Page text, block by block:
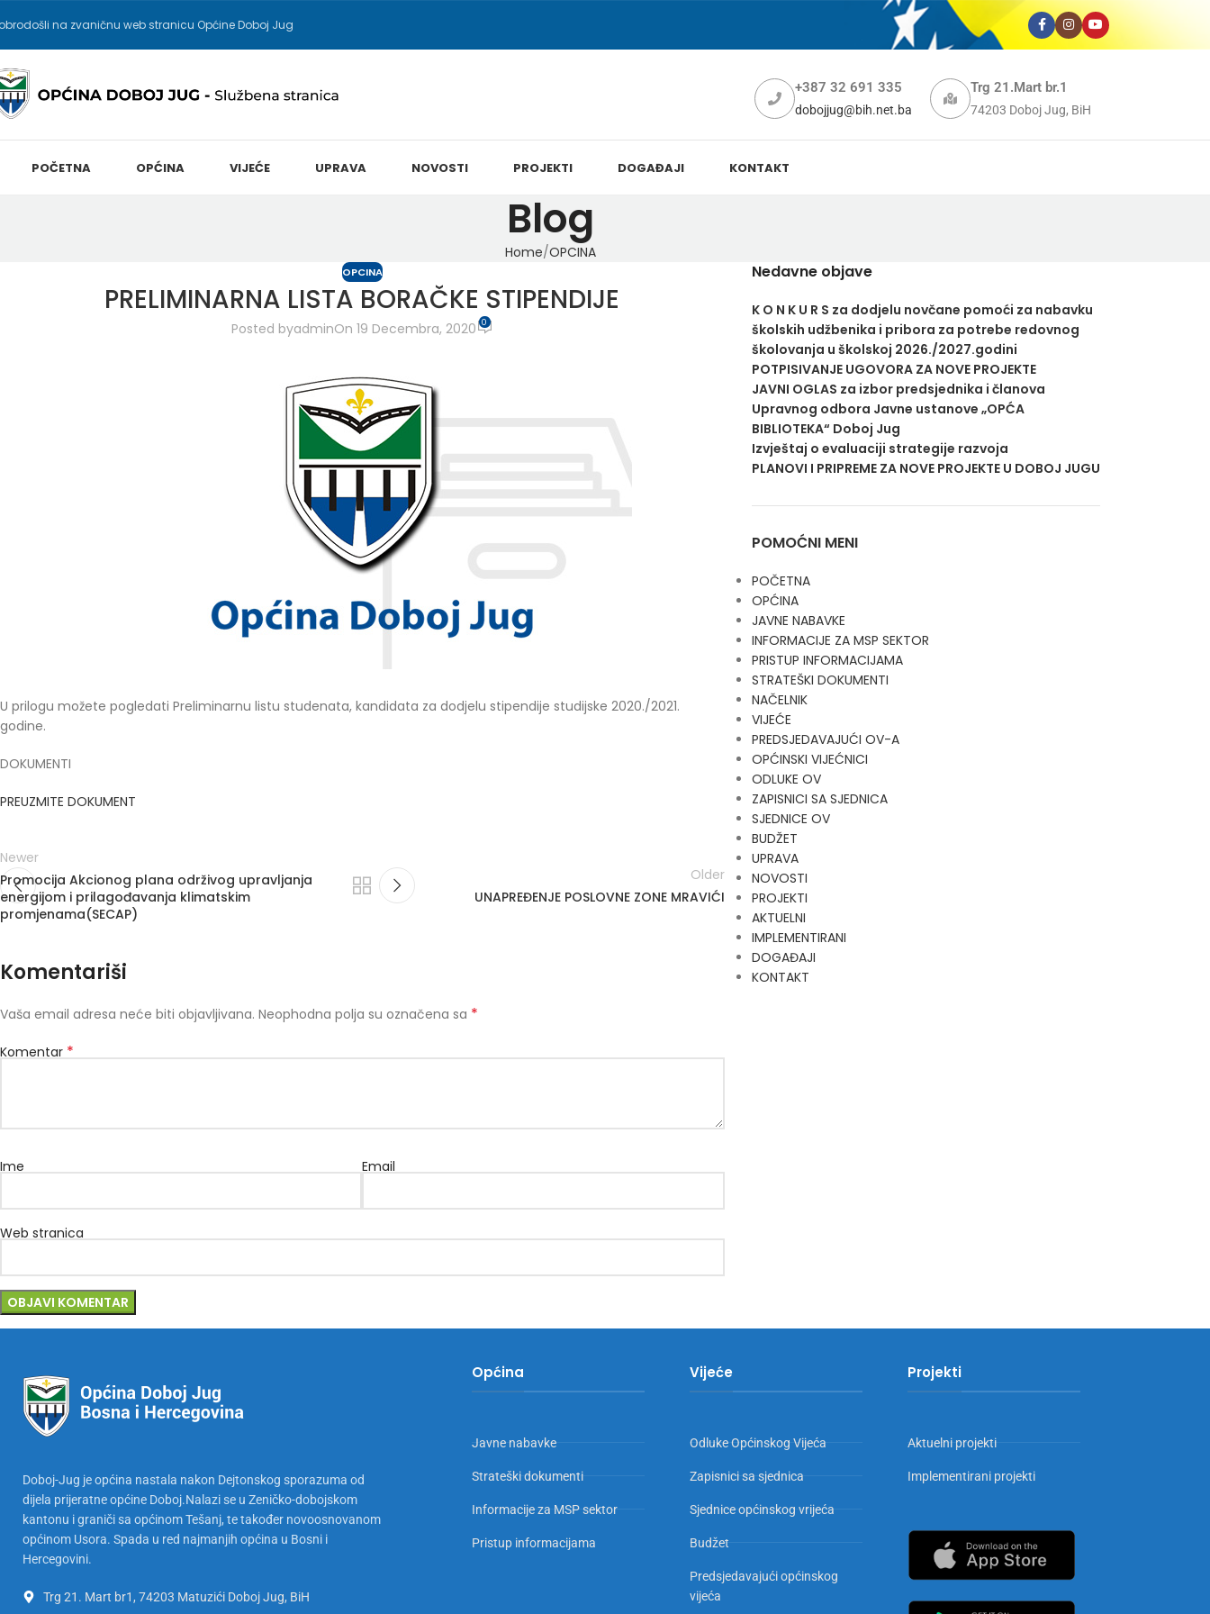
na zvaničnu web stranicu Općine Doboj Jug
+387 32 691 335
dobojjug@bih.net.ba
Trg 21.Mart br.1
74203 Doboj Jug, BiH
POČETNA OPĆINA VIJEĆE UPRAVA NOVOSTI PROJEKTI DOGAĐAJI KONTAKT
Blog
Home OPCINA
OPCINA
PRELIMINARNA LISTA BORAČKE STIPENDIJE
Posted byadminOn 19 Decembra, 2020 0
U prilogu možete pogledati Preliminarnu listu studenata, kandidata za dodjelu stipendije studijske 2020./2021.
godine.
DOKUMENTI
PREUZMITE DOKUMENT
Newer
Promocija Akcionog plana održivog upravljanja
energijom i prilagođavanja klimatskim
promjenama(SECAP)
Older
UNAPREĐENJE POSLOVNE ZONE MRAVIĆI
Komentariši
Vaša email adresa neće biti objavljivana. Neophodna polja su označena sa *
Komentar *
Ime Email
Web stranica
Nedavne objave
K O N K U R S za dodjelu novčane pomoći za nabavku
školskih udžbenika i pribora za potrebe redovnog
školovanja u školskoj 2026./2027.godini
POTPISIVANJE UGOVORA ZA NOVE PROJEKTE
JAVNI OGLAS za izbor predsjednika i članova
Upravnog odbora Javne ustanove „OPĆA
BIBLIOTEKA“ Doboj Jug
Izvještaj o evaluaciji strategije razvoja
PLANOVI I PRIPREME ZA NOVE PROJEKTE U DOBOJ JUGU
POMOĆNI MENI
POČETNA
OPĆINA
JAVNE NABAVKE
INFORMACIJE ZA MSP SEKTOR
PRISTUP INFORMACIJAMA
STRATEŠKI DOKUMENTI
NAČELNIK
VIJEĆE
PREDSJEDAVAJUĆI OV-A
OPĆINSKI VIJEĆNICI
ODLUKE OV
ZAPISNICI SA SJEDNICA
SJEDNICE OV
BUDŽET
UPRAVA
NOVOSTI
PROJEKTI
AKTUELNI
IMPLEMENTIRANI
DOGAĐAJI
KONTAKT
Doboj-Jug je općina nastala nakon Dejtonskog sporazuma od
dijela prijeratne općine Doboj.Nalazi se u Zeničko-dobojskom
kantonu i graniči sa općinom Tešanj, te također novoosnovanom
općinom Usora. Spada u red najmanjih općina u Bosni i
Hercegovini.
Trg 21. Mart br1, 74203 Matuzići Doboj Jug, BiH
Općina
Javne nabavke
Strateški dokumenti
Informacije za MSP sektor
Pristup informacijama
Vijeće
Odluke Općinskog Vijeća
Zapisnici sa sjednica
Sjednice općinskog vrijeća
Budžet
Predsjedavajući općinskog
vijeća
Projekti
Aktuelni projekti
Implementirani projekti